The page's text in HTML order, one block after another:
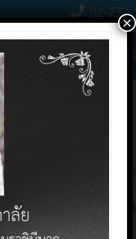
02-
Contact Click
คคลที่มิใช่
×